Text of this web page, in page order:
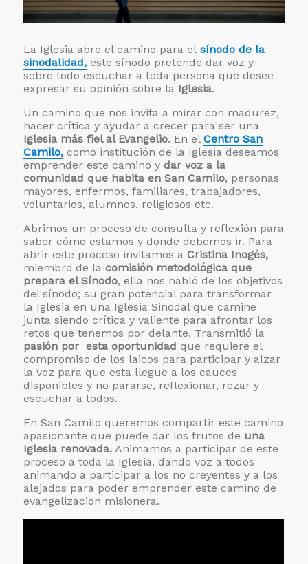
La Iglesia abre el camino para el sínodo de la
sinodalidad, este sínodo pretende dar voz y
sobre todo escuchar a toda persona que desee
expresar su opinión sobre la Iglesia.
Un camino que nos invita a mirar con madurez,
hacer crítica y ayudar a crecer para ser una
Iglesia más fiel al Evangelio. En elCentro San
Camilo, como institución de la Iglesia deseamos
emprender este camino ydar voz a la
comunidad que habita en San Camilo, personas
mayores, enfermos, familiares, trabajadores,
voluntarios, alumnos, religiosos etc.
Abrimos un proceso de consulta y reflexión para
saber cómo estamos y donde debemos ir. Para
abrir este proceso invitamos aCristina Inogés,
miembro de la comisión metodológica que
prepara el Sínodo, ella nos habló de los objetivos
del sínodo; su gran potencial para transformar
la Iglesia en una Iglesia Sinodal que camine
junta siendo crítica y valiente para afrontar los
retos que tenemos por delante. Transmitió la
pasión por esta oportunidad que requiere el
compromiso de los laicos para participar y alzar
la voz para que esta llegue a los cauces
disponibles y no pararse, reflexionar, rezar y
escuchar a todos.
En San Camilo queremos compartir este camino
apasionante que puede dar los frutos de una
Iglesia renovada. Animamos a participar de este
proceso a toda la Iglesia, dando voz a todos
animando a participar a los no creyentes y a los
alejados para poder emprender este camino de
evangelización misionera.